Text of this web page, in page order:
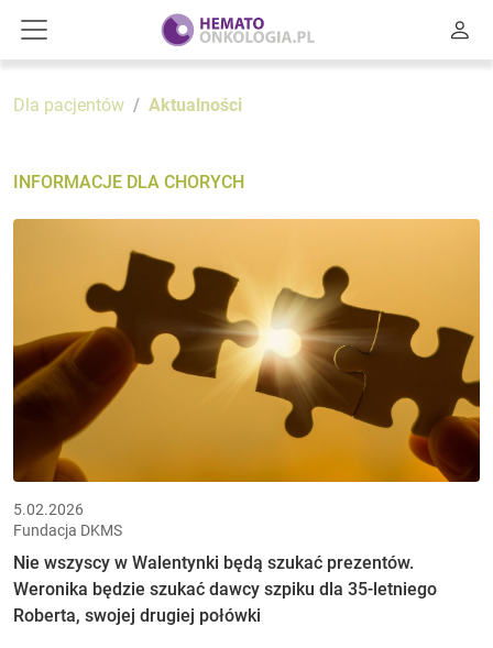
Dla pacjentów Aktualności
INFORMACJE DLA CHORYCH
5.02.2026
Fundacja DKMS
Nie wszyscy w Walentynki będą szukać prezentów.
Weronika będzie szukać dawcy szpiku dla 35-letniego
Roberta, swojej drugiej połówki